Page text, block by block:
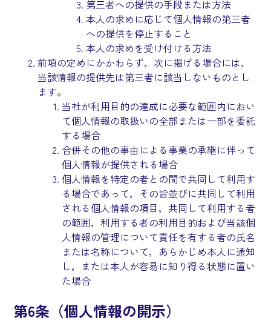
第三者への提供の手段または方法
本人の求めに応じて個人情報の第三者
への提供を停止すること
本人の求めを受け付ける方法
前項の定めにかかわらず，次に掲げる場合には，
当該情報の提供先は第三者に該当しないものとし
ます。
当社が利用目的の達成に必要な範囲内におい
て個人情報の取扱いの全部または一部を委託
する場合
合併その他の事由による事業の承継に伴って
個人情報が提供される場合
個人情報を特定の者との間で共同して利用す
る場合であって，その旨並びに共同して利用
される個人情報の項目，共同して利用する者
の範囲，利用する者の利用目的および当該個
人情報の管理について責任を有する者の氏名
または名称について，あらかじめ本人に通知
し，または本人が容易に知り得る状態に置い
た場合
第6条（個人情報の開示）